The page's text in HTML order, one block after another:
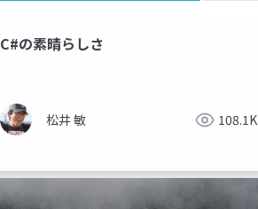
C#の素晴らしさ
松井 敏 108.1K